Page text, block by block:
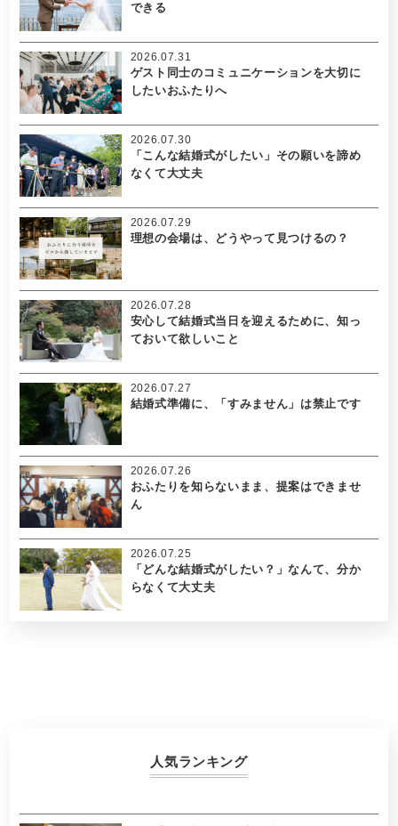
できる
ゲスト同士のコミュニケーションを大切に
したいおふたりへ
2026.07.31
「こんな結婚式がしたい」その願いを諦め
なくて大丈夫
2026.07.30
理想の会場は、どうやって見つけるの？
2026.07.29
安心して結婚式当日を迎えるために、知っ
ておいて欲しいこと
2026.07.28
結婚式準備に、「すみません」は禁止です
2026.07.27
おふたりを知らないまま、提案はできませ
ん
2026.07.26
「どんな結婚式がしたい？」なんて、分か
らなくて大丈夫
2026.07.25
人気ランキング